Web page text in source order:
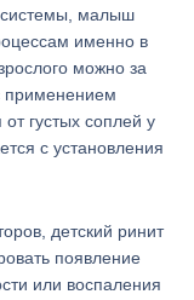
системы, малыш
именно в
можно за
применением
густых соплей у
с установления
детский ринит
появление
или воспаления